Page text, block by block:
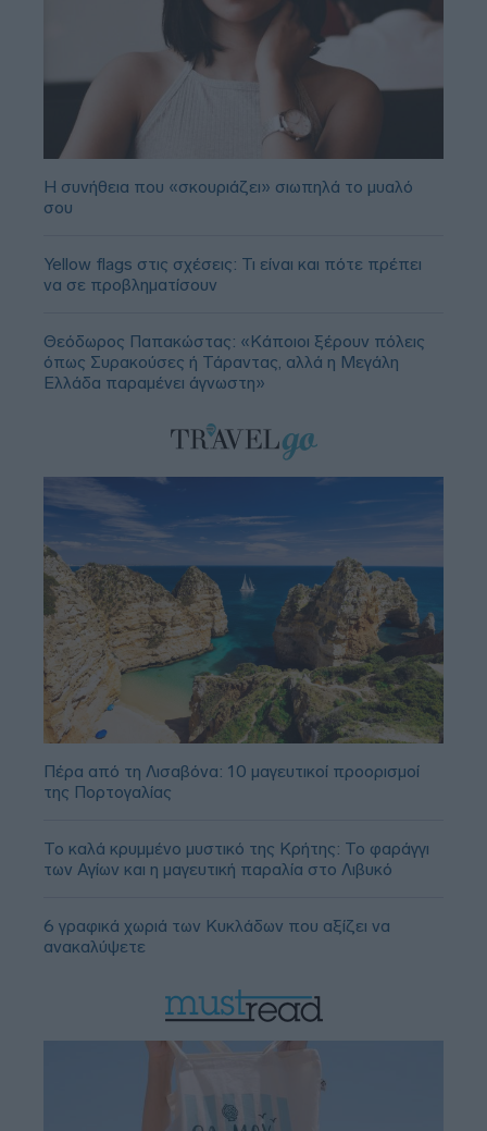
Η συνήθεια που «σκουριάζει» σιωπηλά το μυαλό
σου
Yellow flags στις σχέσεις: Τι είναι και πότε πρέπει
να σε προβληματίσουν
Θεόδωρος Παπακώστας: «Κάποιοι ξέρουν πόλεις
όπως Συρακούσες ή Τάραντας, αλλά η Μεγάλη
Ελλάδα παραμένει άγνωστη»
Πέρα από τη Λισαβόνα: 10 μαγευτικοί προορισμοί
της Πορτογαλίας
Το καλά κρυμμένο μυστικό της Κρήτης: Το φαράγγι
των Αγίων και η μαγευτική παραλία στο Λιβυκό
6 γραφικά χωριά των Κυκλάδων που αξίζει να
ανακαλύψετε